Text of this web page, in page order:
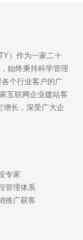
）作为一家二十
始终秉持科学管理
个行业客户的广
互联网企业建站客
增长，深受广大企
专家
管理体系
推广获客